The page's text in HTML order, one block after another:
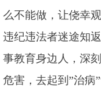
么不能做，让侥幸
违纪违法者迷途知
事教育身边人，深
危害，去起到”治病